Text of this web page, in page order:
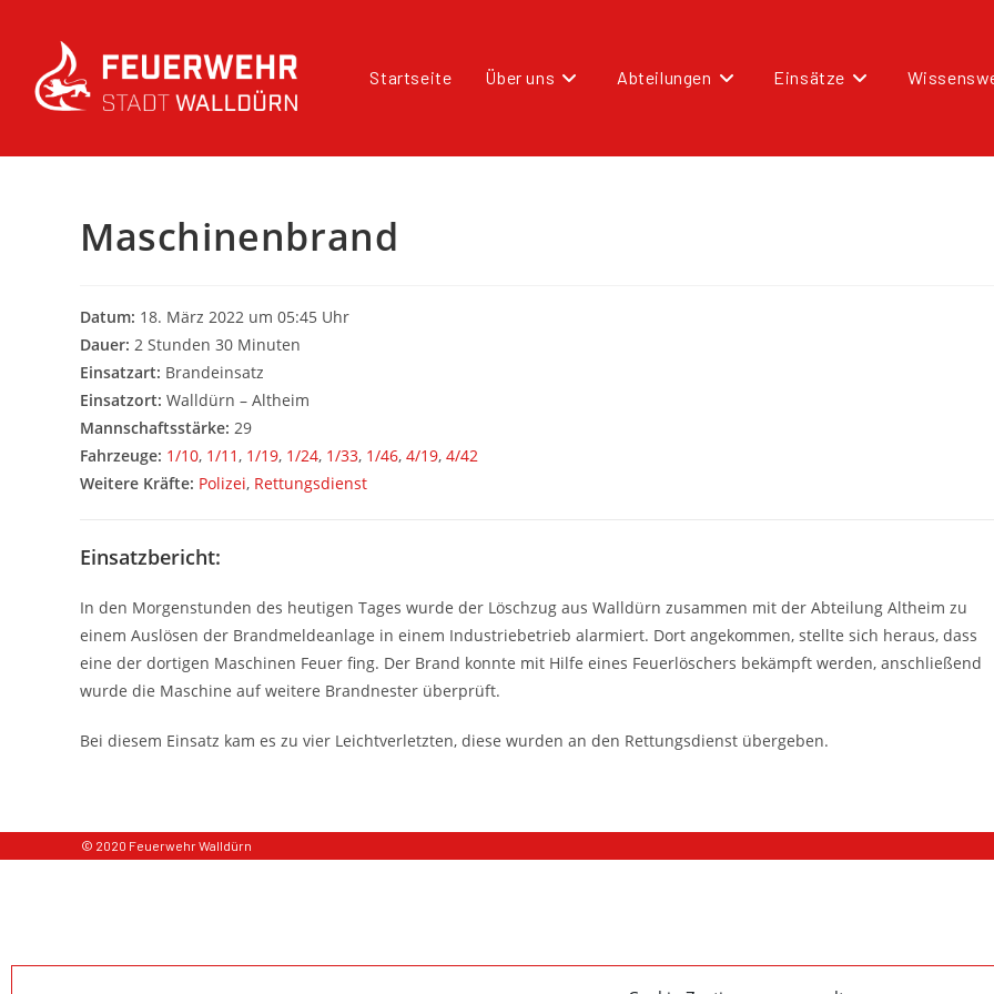
Startseite Über uns Abteilungen Einsätze
Maschinenbrand
Datum: 18. März 2022 um 05:45 Uhr
Dauer: 2 Stunden 30 Minuten
Einsatzart: Brandeinsatz
Einsatzort: Walldürn – Altheim
Mannschaftsstärke: 29
Fahrzeuge: 1/10, 1/11, 1/19, 1/24, 1/33, 1/46, 4/19, 4/42
Weitere Kräfte: Polizei, Rettungsdienst
Einsatzbericht:
In den Morgenstunden des heutigen Tages wurde der Löschzug aus Walldürn zusammen mit der Abteilung Altheim zu
einem Auslösen der Brandmeldeanlage in einem Industriebetrieb alarmiert. Dort angekommen, stellte sich heraus, dass
eine der dortigen Maschinen Feuer fing. Der Brand konnte mit Hilfe eines Feuerlöschers bekämpft werden, anschließend
wurde die Maschine auf weitere Brandnester überprüft.
Bei diesem Einsatz kam es zu vier Leichtverletzten, diese wurden an den Rettungsdienst übergeben.
© 2020 Feuerwehr Walldürn